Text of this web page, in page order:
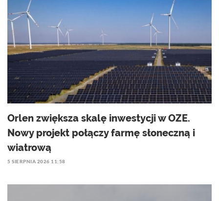
Orlen zwiększa skalę inwestycji w OZE.
Nowy projekt połączy farmę słoneczną i
wiatrową
5 SIERPNIA 2026 11:58